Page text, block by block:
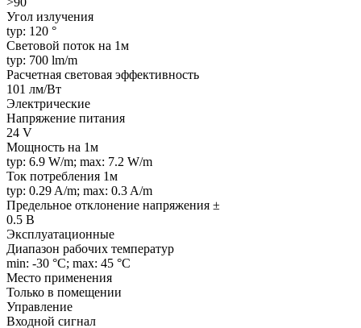
Угол излучения
typ: 120 °
Световой поток на 1м
typ: 700 lm/m
Расчетная световая эффективность
101 лм/Вт
Электрические
Напряжение питания
24 V
Мощность на 1м
typ: 6.9 W/m; max: 7.2 W/m
Ток потребления 1м
typ: 0.29 A/m; max: 0.3 A/m
Предельное отклонение напряжения ±
0.5 В
Эксплуатационные
Диапазон рабочих температур
min: -30 °C; max: 45 °C
Место применения
Только в помещении
Управление
Входной сигнал